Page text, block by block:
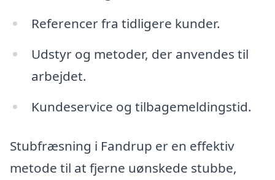
Referencer fra tidligere kunder.
Udstyr og metoder, der anvendes til
arbejdet.
Kundeservice og tilbagemeldingstid.
Stubfræsning i Fandrup er en effektiv
metode til at fjerne uønskede stubbe,